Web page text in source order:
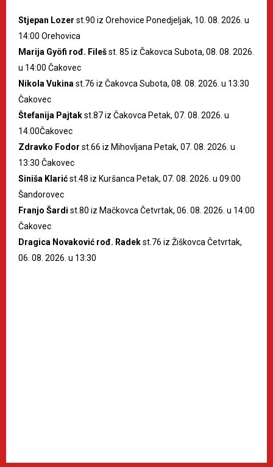
Stjepan Lozer st.90 iz Orehovice Ponedjeljak, 10. 08. 2026. u
14:00 Orehovica
Marija Gyöfi rođ. Filešst. 85 iz Čakovca Subota, 08. 08. 2026.
u 14:00 Čakovec
Nikola Vukina st.76 iz Čakovca Subota, 08. 08. 2026. u 13:30
Čakovec
Štefanija Pajtakst.87 iz Čakovca Petak, 07. 08. 2026. u
14:00Čakovec
Zdravko Fodor st.66 iz Mihovljana Petak, 07. 08. 2026. u
13:30 Čakovec
Siniša Klarićst.48 iz Kuršanca Petak, 07. 08. 2026. u 09:00
Šandorovec
Franjo Šardi st.80 iz Mačkovca Četvrtak, 06. 08. 2026. u 14:00
Čakovec
Dragica Novaković rođ. Radekst.76 iz Žiškovca Četvrtak,
06. 08. 2026. u 13:30